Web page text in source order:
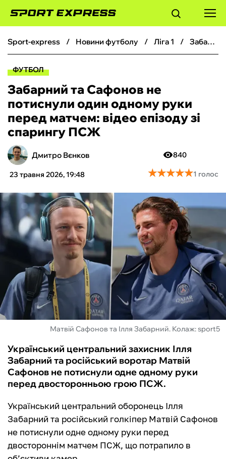
ФУТБОЛ
БОКС
ХОКЕЙ
ТЕНІС
КІБЕРСПОРТ
ЧС-2026
ФУТЗАЛ
ІНШІ
БУКМЕКЕРИ
sport-express новини футболу ліга 1 Забарний та Сафонов не потиснули один одному руки перед матчем: відео епізоду зі спарингу ПСЖ
ФУТБОЛ
Забарний та Сафонов не
потиснули один одному руки
перед матчем: відео епізоду зі
спарингу ПСЖ
Дмитро Вєнков
23 травня 2026, 19:48
840
★★★★★
★★★★★1 голос
Матвій Сафонов та Ілля Забарний. Колаж: sport5
Український центральний захисник Ілля
Забарний та російський воротар Матвій
Сафонов не потиснули одне одному руки
перед двосторонньою грою ПСЖ.
Український центральний оборонець Ілля
Забарний та російський голкіпер Матвій Сафонов
не потиснули одне одному руки перед
двостороннім матчем ПСЖ, що потрапило в